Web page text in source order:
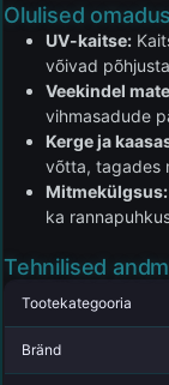
Olulised
UV-kaitse:
võivad
Veekindel
vihmasadude
Kerge ja
võtta, tagades
Mitmekülgsus:
ka
Tehnilised
Tootekategooria
Bränd